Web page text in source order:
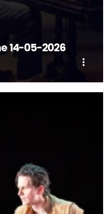
14-05-2026
more_vert